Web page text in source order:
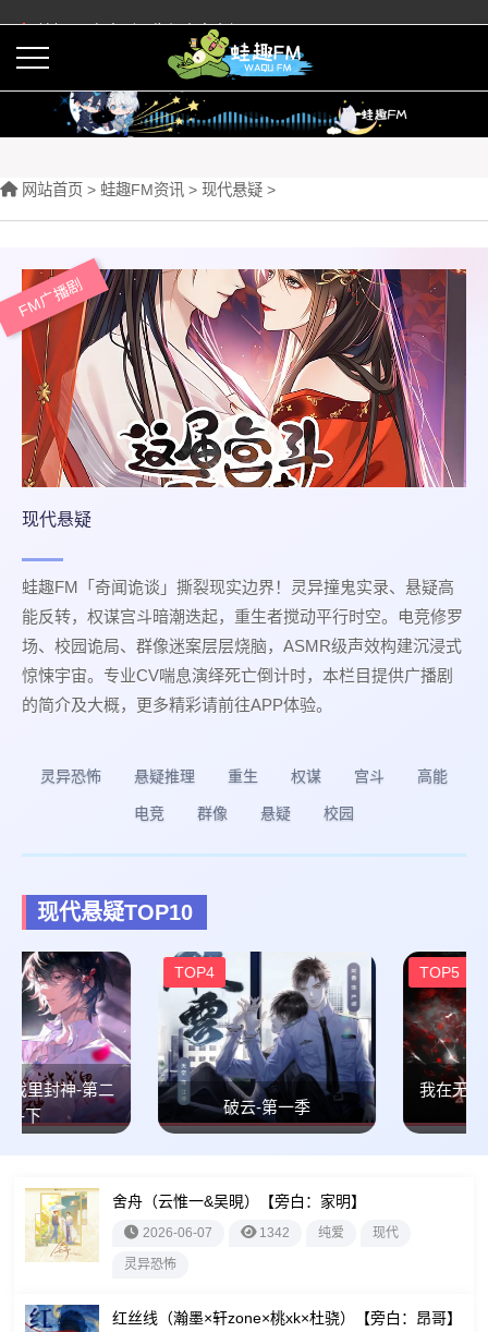
蛙趣FM有声剧预告与内容介绍
网站首页 > 蛙趣FM资讯 > 现代悬疑 >
现代悬疑
蛙趣FM「奇闻诡谈」撕裂现实边界！灵异撞鬼实录、悬疑高
能反转，权谋宫斗暗潮迭起，重生者搅动平行时空。电竞修罗
场、校园诡局、群像迷案层层烧脑，ASMR级声效构建沉浸式
惊悚宇宙。专业CV喘息演绎死亡倒计时，本栏目提供广播剧
的简介及大概，更多精彩请前往APP体验。
灵异恐怖 悬疑推理 重生 权谋 宫斗 高能
电竞 群像 悬疑 校园
现代悬疑TOP10
TOP4
破云-第一季
TOP5
我在无限游戏里封神-第二
季-上
舍舟（云惟一&吴晛）【旁白：家明】
2026-06-07 1342 纯爱 现代
灵异恐怖
红丝线（瀚墨×轩zone×桃xk×杜骁）【旁白：昂哥】